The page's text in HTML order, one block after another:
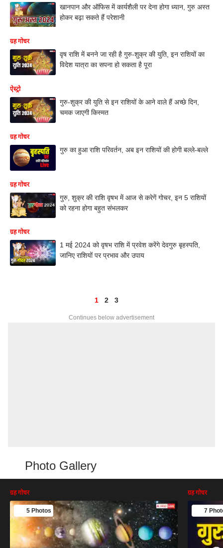
खानपान और ऑफिस में कार्यशैली पर देना होगा ध्यान, गुरु अस्त
होकर बढ़ा सकते हैं परेशानी
ग्रह गोचर
वृष राशि में बनने जा रही है गुरु-शुक्र की युति, इन राशियों का
विदेश यात्रा का सपना हो सकता है पूरा
ऐस्ट्रो
गुरु-शुक्र की युति से इन राशियों के आने वाले हैं अच्छे दिन,
चमक जाएगी किस्मत
ग्रह गोचर
गुरु का हुआ राशि परिवर्तन, अब इन राशियों की होगी बल्ले-बल्ले
ग्रह गोचर
गुरु, शुक्र की राशि वृषभ में आज से करेगें गोचर, इन 5 राशियों
को रहना होगा बहुत संभलकर
ग्रह गोचर
1 मई 2024 को वृषभ राशि में प्रवेश करेंगे देवगुरु बृहस्पति,
जानिए राशियों पर प्रभाव और उपाय
1 2 3
Continues below advertisement
Photo Gallery
ग्रह गोचर
5 Photos
ग्रह गोचर
7